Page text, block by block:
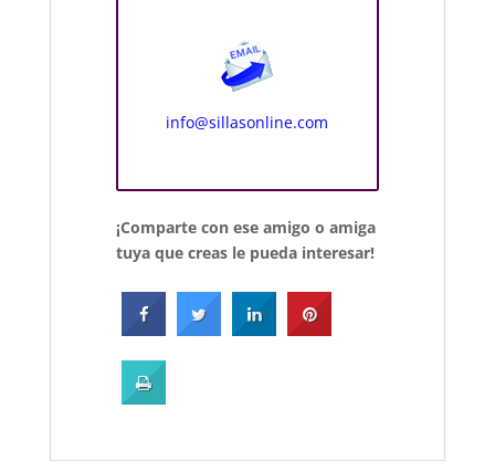
info@sillasonline.com
¡Comparte con ese amigo o amiga
tuya que creas le pueda interesar!